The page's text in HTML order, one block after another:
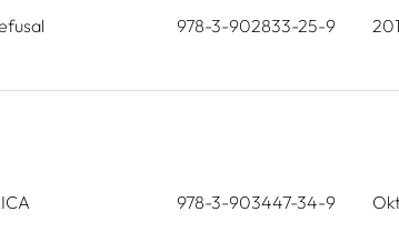
978-3-902833-25-9
978-3-903447-34-9